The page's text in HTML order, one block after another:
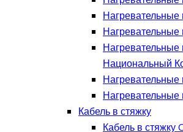
Нагревательные
Нагревательные
Национальный
Нагревательные
Нагревательные
Кабель в стяжку
Кабель в стяжку